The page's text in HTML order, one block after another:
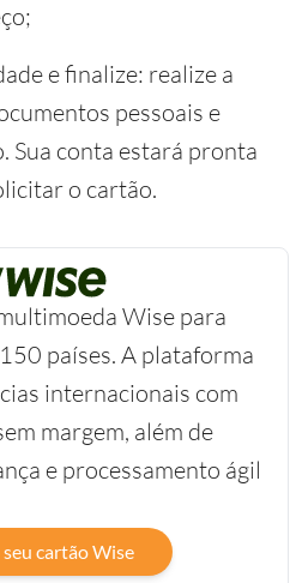
e finalize: realize a
pessoais e
Sua conta estará pronta
o cartão.
Wise para
países. A plataforma
internacionais com
margem, além de
e processamento ágil
seu cartão Wise